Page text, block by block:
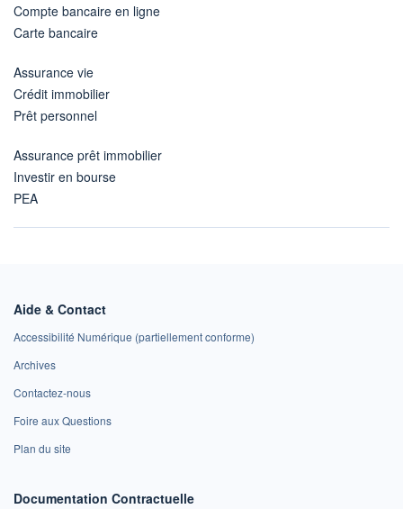
Compte bancaire en ligne
Carte bancaire
Assurance vie
Crédit immobilier
Prêt personnel
Assurance prêt immobilier
Investir en bourse
PEA
Aide & Contact
Accessibilité Numérique (partiellement conforme)
Archives
Contactez-nous
Foire aux Questions
Plan du site
Documentation Contractuelle